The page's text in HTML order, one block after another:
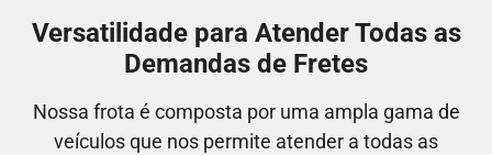
Versatilidade para Atender Todas as
Demandas de Fretes
Nossa frota é composta por uma ampla gama de
veículos que nos permite atender a todas as